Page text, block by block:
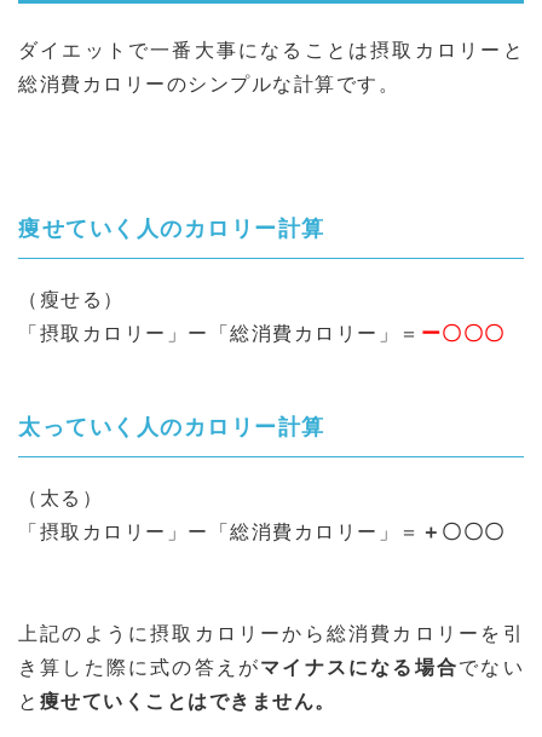
ダイエットで一番大事になることは摂取カロリーと
総消費カロリーのシンプルな計算です。
痩せていく人のカロリー計算
（瘦せる）
「摂取カロリー」ー「総消費カロリー」＝ ー〇〇〇
太っていく人のカロリー計算
（太る）
「摂取カロリー」ー「総消費カロリー」＝ ＋〇〇〇
上記のように摂取カロリーから総消費カロリーを引
き算した際に式の答えがマイナスになる場合でない
と 痩せていくことはできません。